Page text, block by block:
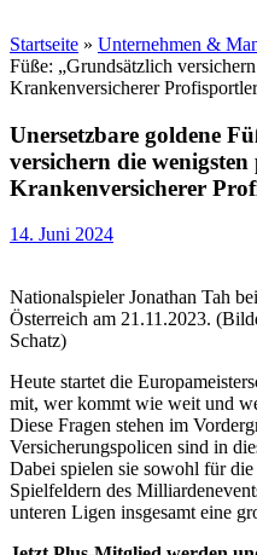
Startseite » Unternehmen &
Füße: „Grundsätzlich
Krankenversicherer
Unersetzbare goldene
versichern die
Krankenversicherer
14. Juni 2024
Nationalspieler Jonathan Tah
Österreich am 21.11.2023.
Schatz)
Heute startet die
mit, wer kommt wie weit und
Diese Fragen stehen im
Versicherungspolicen sind in
Dabei spielen sie sowohl für
Spielfeldern des
unteren Ligen insgesamt eine